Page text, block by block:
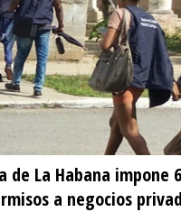
de La Habana impone
a negocios